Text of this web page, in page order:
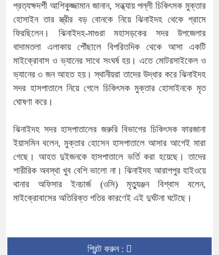
প্রত্যক্ষদর্শী আশিকুজ্জামান জানান, সন্ধ্যায় পল্লী চিকিৎসক মুক্তার
হোসাইন তার স্ত্রীর বড় বোনকে নিয়ে ঝিনাইদহ থেকে গ্রামে
ফিরছিলেন। ঝিনাইদহ-মাগুরা মহাসড়কের সদর উপজেলার
বাদামতলা এলাকায় পৌঁছালে বিপরিতদিক থেকে আসা একটি
মাইক্রোবাস ও ভ্যানের সাথে সংঘর্ষ হয়। এতে মোটরসাইকেল ও
ভ্যানের ৩ জন আহত হয়। স্থানীয়রা তাদের উদ্ধার করে ঝিনাইদহ
সদর হাসপাতালে নিয়ে গেলে চিকিৎসক মুক্তার হোসাইনকে মৃত
ঘোষণা করে।
ঝিনাইদহ সদর হাসপাতালের জরুরি বিভাগের চিকিৎসক ফারজানা
ইয়াসমিন বলেন, মুক্তার হোসেন হাসপাতালে আসার আগেই মারা
গেছে। আহত দুইজনকে হাসপাতালে ভর্তি করা হয়েছে। তাদের
শারীরিক অবস্থা খুব বেশি ভালো না। ঝিনাইদহ আরাপপুর হাইওয়ে
থানার অফিসার ইনচার্জ (ওসি) মৃত্যুঞ্জন বিশ্বাস বলেন,
মাইক্রোবাসের অতিরিক্ত গতির কারণেই এই দুর্ঘটনা ঘটেছে।
প্রিন্ট করুন :